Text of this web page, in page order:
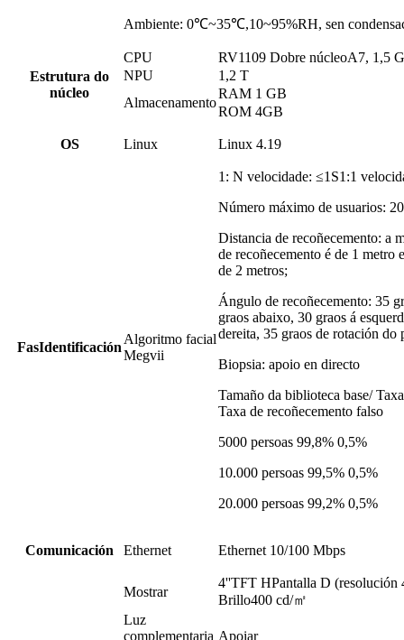
Ambiente: 0℃~35℃,10~95%RH, sen
Estrutura do
núcleo
CPU RV1109 Dobre núcleoA7, 1,5
NPU
1,2 T
Almacenamento
RAM 1 GB
ROM 4GB
OS Linux Linux 4.19
FasIdentificación
Algoritmo facial
Megvii
1: N velocidade: ≤1S1:1
Número máximo de usuarios:
Distancia de recoñecemento: a
de recoñecemento é de 1 metro
de 2 metros;
Ángulo de recoñecemento: 35
graos abaixo, 30 graos á
dereita, 35 graos de rotación do
Biopsia: apoio en directo
Tamaño da biblioteca base/
Taxa de recoñecemento falso
5000 persoas 99,8% 0,5%
10.000 persoas 99,5% 0,5%
20.000 persoas 99,2% 0,5%
Comunicación Ethernet Ethernet 10/100 Mbps
Mostrar
4''TFT HPantalla D (resolución
Brillo400 cd/㎡
Luz
complementaria Apoiar